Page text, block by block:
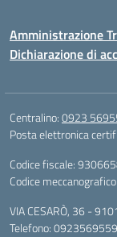
Amministrazione
Dichiarazione di
Centralino:0923
Posta elettronica
Codice fiscale:
Codice meccanografico:
VIA CESARÒ, 36 -
Telefono: 0923569559